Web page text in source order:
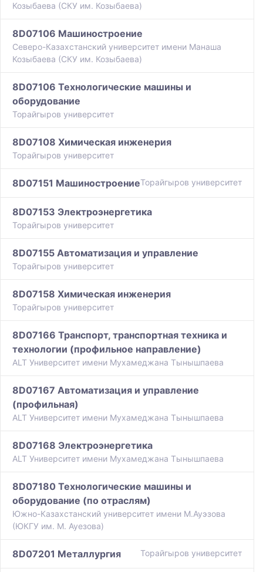
Козыбаева (СКУ им. Козыбаева)
8D07106 Машиностроение
Северо-Казахстанский университет имени Манаша
Козыбаева (СКУ им. Козыбаева)
8D07106 Технологические машины и
оборудование
Торайгыров университет
8D07108 Химическая инженерия
Торайгыров университет
8D07151 МашиностроениеТорайгыров университет
8D07153 Электроэнергетика
Торайгыров университет
8D07155 Автоматизация и управление
Торайгыров университет
8D07158 Химическая инженерия
Торайгыров университет
8D07166 Транспорт, транспортная техника и
технологии (профильное направление)
ALT Университет имени Мухамеджана Тынышпаева
8D07167 Автоматизация и управление
(профильная)
ALT Университет имени Мухамеджана Тынышпаева
8D07168 Электроэнергетика
ALT Университет имени Мухамеджана Тынышпаева
8D07180 Технологические машины и
оборудование (по отраслям)
Южно-Казахстанский университет имени М.Ауэзова
(ЮКГУ им. М. Ауезова)
8D07201 Металлургия Торайгыров университет